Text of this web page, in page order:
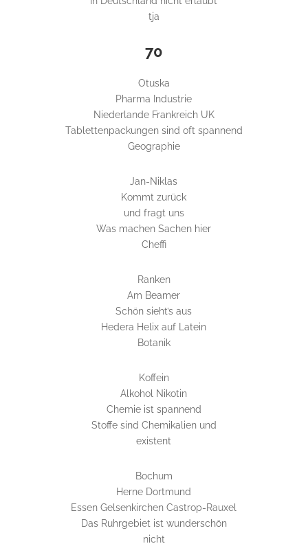
tja
70
Otuska
Pharma Industrie
Niederlande Frankreich UK
Tablettenpackungen sind oft spannend
Geographie
Jan-Niklas
Kommt zurück
und fragt uns
Was machen Sachen hier
Cheffi
Ranken
Am Beamer
Schön sieht’s aus
Hedera Helix auf Latein
Botanik
Koffein
Alkohol Nikotin
Chemie ist spannend
Stoffe sind Chemikalien und
existent
Bochum
Herne Dortmund
Essen Gelsenkirchen Castrop-Rauxel
Das Ruhrgebiet ist wunderschön
nicht